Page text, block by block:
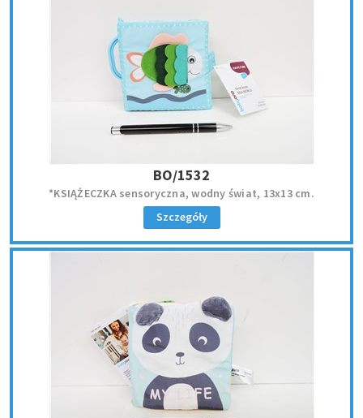
BO/1532
*KSIĄŻECZKA sensoryczna, wodny świat, 13x13 cm.
Szczegóły